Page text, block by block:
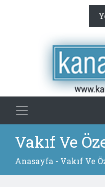
Vakıf Ve
Anasayfa - Vakıf Ve